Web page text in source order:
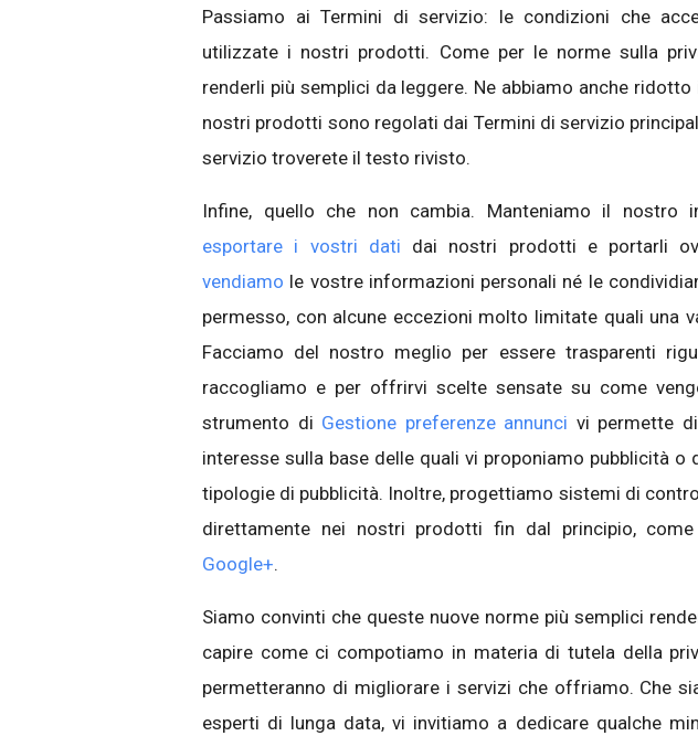
Passiamo ai Termini di servizio: le condizioni che
utilizzate i nostri prodotti. Come per le norme sulla
renderli più semplici da leggere. Ne abbiamo anche
nostri prodotti sono regolati dai Termini di servizio
servizio troverete il testo rivisto.
Infine, quello che non cambia. Manteniamo il nostro
esportare i vostri dati dai nostri prodotti e portarli
vendiamo le vostre informazioni personali né le
permesso, con alcune eccezioni molto limitate quali una
Facciamo del nostro meglio per essere trasparenti
raccogliamo e per offrirvi scelte sensate su come
strumento di Gestione preferenze annunci vi permette
interesse sulla base delle quali vi proponiamo pubblicità
tipologie di pubblicità. Inoltre, progettiamo sistemi di
direttamente nei nostri prodotti fin dal principio,
Google+.
Siamo convinti che queste nuove norme più semplici
capire come ci compotiamo in materia di tutela della
permetteranno di migliorare i servizi che offriamo. Che
esperti di lunga data, vi invitiamo a dedicare qualche